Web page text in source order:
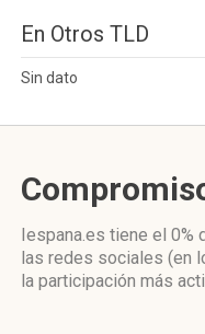
En Otros TLD
Sin dato
Iespana.es tiene el 0%
las redes sociales (en
la participación más